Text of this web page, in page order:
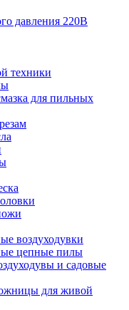
давления 220В
техники
для пильных
воздуходувки
цепные пилы
и садовые
для живой